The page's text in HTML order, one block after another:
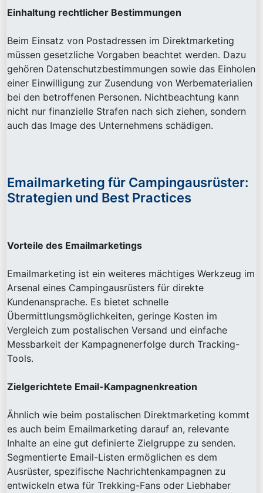
Einhaltung rechtlicher Bestimmungen
Beim Einsatz von Postadressen im Direktmarketing
müssen gesetzliche Vorgaben beachtet werden. Dazu
gehören Datenschutzbestimmungen sowie das Einholen
einer Einwilligung zur Zusendung von Werbematerialien
bei den betroffenen Personen. Nichtbeachtung kann
nicht nur finanzielle Strafen nach sich ziehen, sondern
auch das Image des Unternehmens schädigen.
Emailmarketing für Campingausrüster:
Strategien und Best Practices
Vorteile des Emailmarketings
Emailmarketing ist ein weiteres mächtiges Werkzeug im
Arsenal eines Campingausrüsters für direkte
Kundenansprache. Es bietet schnelle
Übermittlungsmöglichkeiten, geringe Kosten im
Vergleich zum postalischen Versand und einfache
Messbarkeit der Kampagnenerfolge durch Tracking-
Tools.
Zielgerichtete Email-Kampagnenkreation
Ähnlich wie beim postalischen Direktmarketing kommt
es auch beim Emailmarketing darauf an, relevante
Inhalte an eine gut definierte Zielgruppe zu senden.
Segmentierte Email-Listen ermöglichen es dem
Ausrüster, spezifische Nachrichtenkampagnen zu
entwickeln etwa für Trekking-Fans oder Liebhaber